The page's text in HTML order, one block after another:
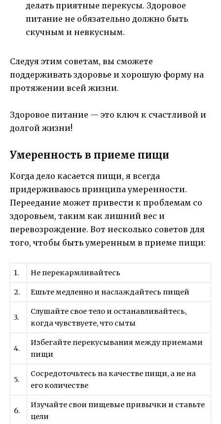
делать приятные перекусы. Здоровое
питание не обязательно должно быть
скучным и невкусным.
Следуя этим советам, вы сможете
поддерживать здоровье и хорошую форму на
протяжении всей жизни.
Здоровое питание — это ключ к счастливой и
долгой жизни!
Умеренность в приеме пищи
Когда дело касается пищи, я всегда
придерживаюсь принципа умеренности.
Переедание может привести к проблемам со
здоровьем, таким как лишний вес и
перевозрождение. Вот несколько советов для
того, чтобы быть умеренным в приеме пищи:
1. Не перекармливайтесь
2. Ешьте медленно и наслаждайтесь пищей
3.
Слушайте свое тело и останавливайтесь,
когда чувствуете, что сыты
4.
Избегайте перекусывания между приемами
пищи
5.
Сосредоточьтесь на качестве пищи, а не на
его количестве
6.
Изучайте свои пищевые привычки и ставьте
цели